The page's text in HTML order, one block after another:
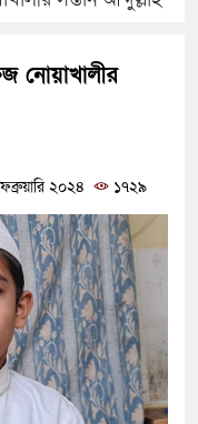
নোয়াখালীর
২০২৪
১৭২৯